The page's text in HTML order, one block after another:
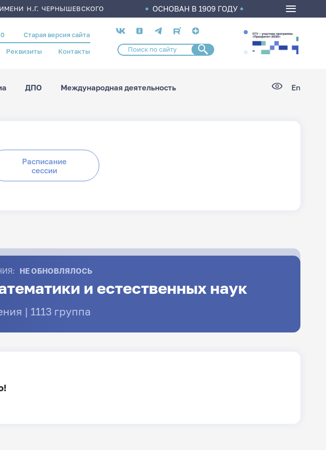
Н.Г. ЧЕРНЫШЕВСКОГО ОСНОВАН В 1909 ГОДУ
Старая версия сайта
Реквизиты Контакты
Социальные
сети
ДПО Международная деятельность En
Расписание
сессии
НЕ ОБНОВЛЯЛОСЬ
и естественных наук
| 1113 группа